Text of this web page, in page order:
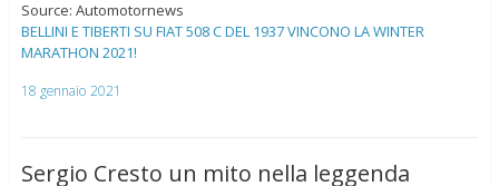
Source: Automotornews
BELLINI E TIBERTI SU FIAT 508 C DEL 1937 VINCONO LA WINTER
MARATHON 2021!
18 gennaio 2021
Sergio Cresto un mito nella leggenda